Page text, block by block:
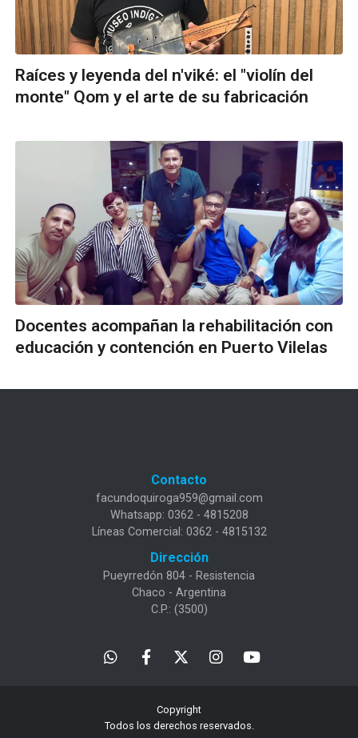
Raíces y leyenda del n'viké: el "violín del
monte" Qom y el arte de su fabricación
Docentes acompañan la rehabilitación con
educación y contención en Puerto Vilelas
Contacto
facundoquiroga959@gmail.com
Whatsapp: 0362 - 4815208
Líneas Comercial: 0362 - 4815132
Dirección
Pueyrredón 804 - Resistencia
Chaco - Argentina
C.P.: (3500)
Copyright
Todos los derechos reservados.